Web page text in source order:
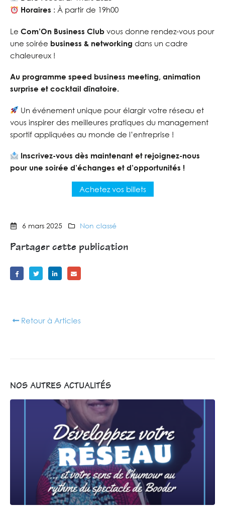
Horaires : À partir de 19h00
Le Com’On Business Club vous donne rendez-vous pour
une soirée business & networking dans un cadre
chaleureux !
Au programme speed business meeting, animation
surprise et cocktail dînatoire.
Un événement unique pour élargir votre réseau et
vous inspirer des meilleures pratiques du management
sportif appliquées au monde de l’entreprise !
Inscrivez-vous dès maintenant et rejoignez-nous
pour une soirée d’échanges et d’opportunités !
Achetez vos billets
6 mars 2025 Non classé
Partager cette publication
Retour à Articles
NOS AUTRES ACTUALITÉS